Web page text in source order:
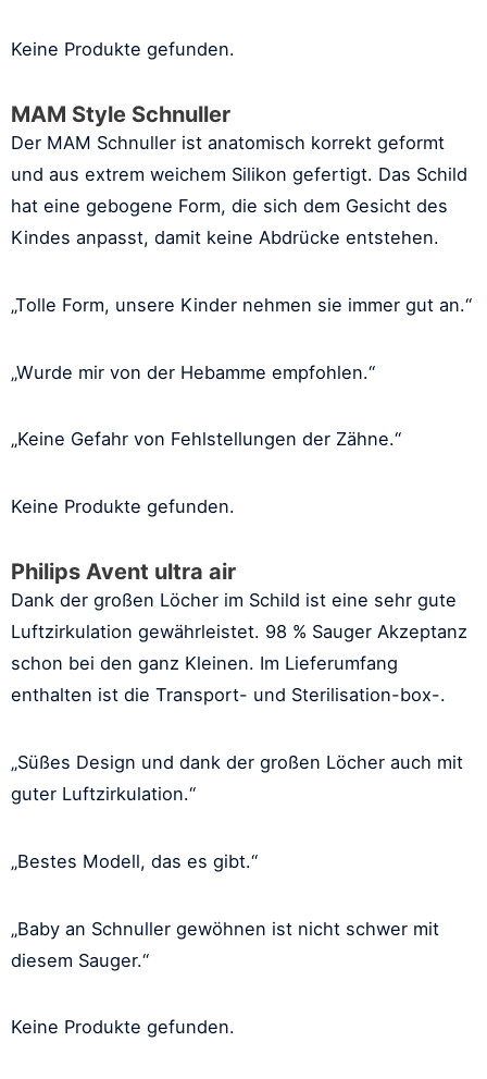
Keine Produkte gefunden.
MAM Style Schnuller
Der MAM Schnuller ist anatomisch korrekt geformt
und aus extrem weichem Silikon gefertigt. Das Schild
hat eine gebogene Form, die sich dem Gesicht des
Kindes anpasst, damit keine Abdrücke entstehen.
„Tolle Form, unsere Kinder nehmen sie immer gut an.“
„Wurde mir von der Hebamme empfohlen.“
„Keine Gefahr von Fehlstellungen der Zähne.“
Keine Produkte gefunden.
Philips Avent ultra air
Dank der großen Löcher im Schild ist eine sehr gute
Luftzirkulation gewährleistet. 98 % Sauger Akzeptanz
schon bei den ganz Kleinen. Im Lieferumfang
enthalten ist die Transport- und Sterilisation-box-.
„Süßes Design und dank der großen Löcher auch mit
guter Luftzirkulation.“
„Bestes Modell, das es gibt.“
„Baby an Schnuller gewöhnen ist nicht schwer mit
diesem Sauger.“
Keine Produkte gefunden.